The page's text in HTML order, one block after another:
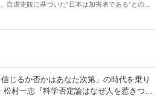
自虐史観に基づいた“日本は加害者である”との番
信じるか否かはあなた次第」の時代を乗り